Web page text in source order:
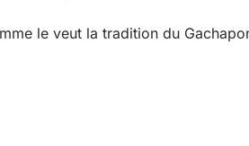
le veut la tradition du